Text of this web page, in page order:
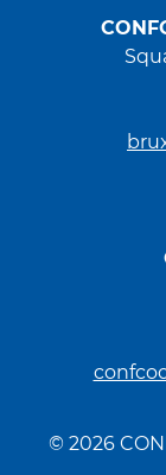
© 2026